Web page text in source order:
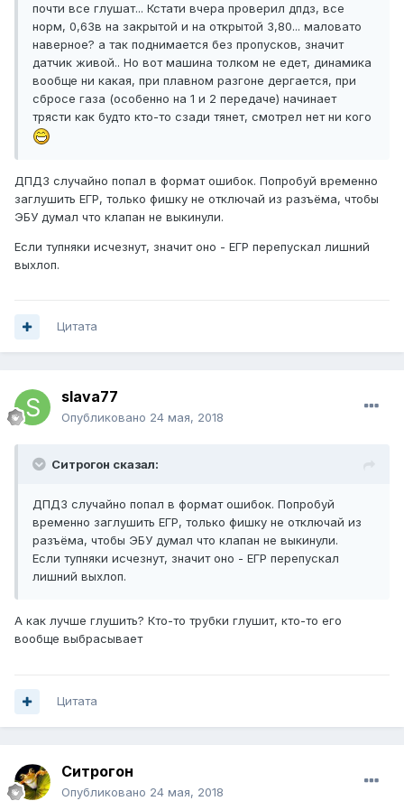
почти все глушат... Кстати вчера проверил дпдз, все
норм, 0,63в на закрытой и на открытой 3,80... маловато
наверное? а так поднимается без пропусков, значит
датчик живой.. Но вот машина толком не едет, динамика
вообще ни какая, при плавном разгоне дергается, при
сбросе газа (особенно на 1 и 2 передаче) начинает
трясти как будто кто-то сзади тянет, смотрел нет ни кого
ДПДЗ случайно попал в формат ошибок. Попробуй временно
заглушить ЕГР, только фишку не отключай из разъёма, чтобы
ЭБУ думал что клапан не выкинули.
Если тупняки исчезнут, значит оно - ЕГР перепускал лишний
выхлоп.
Цитата
slava77
Опубликовано 24 мая, 2018
Ситрогон сказал:
ДПДЗ случайно попал в формат ошибок. Попробуй
временно заглушить ЕГР, только фишку не отключай из
разъёма, чтобы ЭБУ думал что клапан не выкинули.
Если тупняки исчезнут, значит оно - ЕГР перепускал
лишний выхлоп.
А как лучше глушить? Кто-то трубки глушит, кто-то его
вообще выбрасывает
Цитата
Ситрогон
Опубликовано 24 мая, 2018